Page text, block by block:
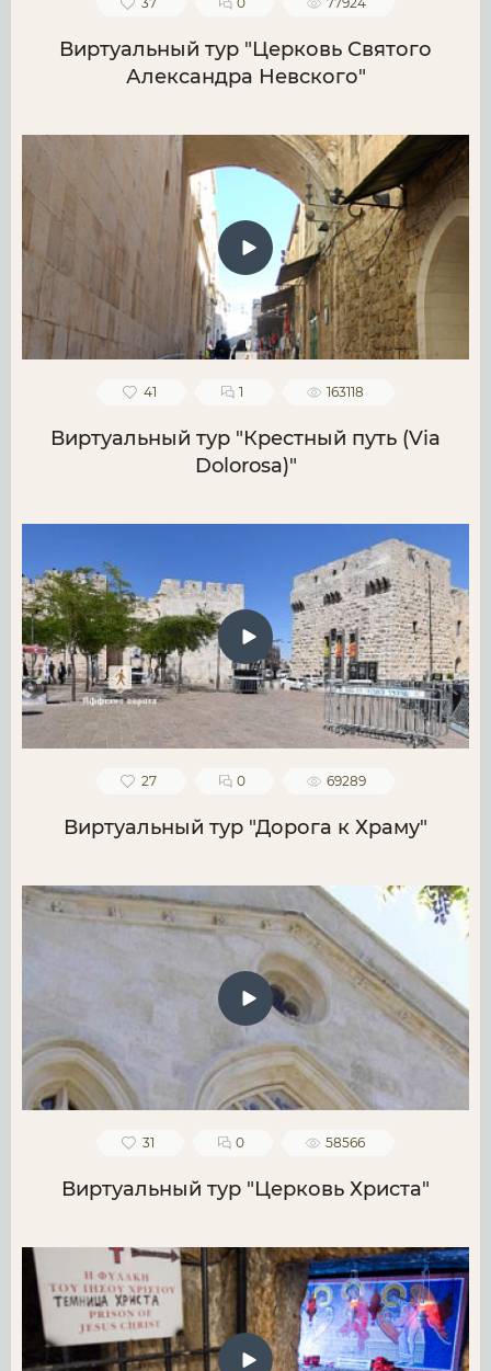
Виртуальный тур "Церковь Святого
Александра Невского"
41 1 163118
Виртуальный тур "Крестный путь (Via
Dolorosa)"
27 0 69289
Виртуальный тур "Дорога к Храму"
31 0 58566
Виртуальный тур "Церковь Христа"